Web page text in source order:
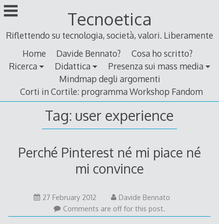
Skip
to
Tecnoetica
Riflettendo su tecnologia, società, valori. Liberamente
Home
Davide Bennato?
Cosa ho scritto?
Ricerca
Didattica
Presenza sui mass media
Mindmap degli argomenti
Corti in Cortile: programma Workshop Fandom
Tag: user experience
Perché Pinterest né mi piace né
mi convince
27 February 2012
March
2012
Davide Bennato
Comments are off for this post.